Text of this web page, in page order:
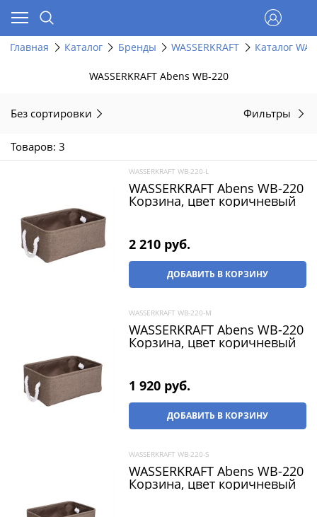
Главная Каталог Бренды WASSERKRAFT Каталог
WASSERKRAFT Abens WB-220
Без сортировки Фильтры
Товаров: 3
WASSERKRAFT WB-220-L
WASSERKRAFT Abens WB-220
Корзина, цвет коричневый
2 210 руб.
ДОБАВИТЬ В КОРЗИНУ
WASSERKRAFT WB-220-M
WASSERKRAFT Abens WB-220
Корзина, цвет коричневый
1 920 руб.
ДОБАВИТЬ В КОРЗИНУ
WASSERKRAFT WB-220-S
WASSERKRAFT Abens WB-220
Корзина, цвет коричневый